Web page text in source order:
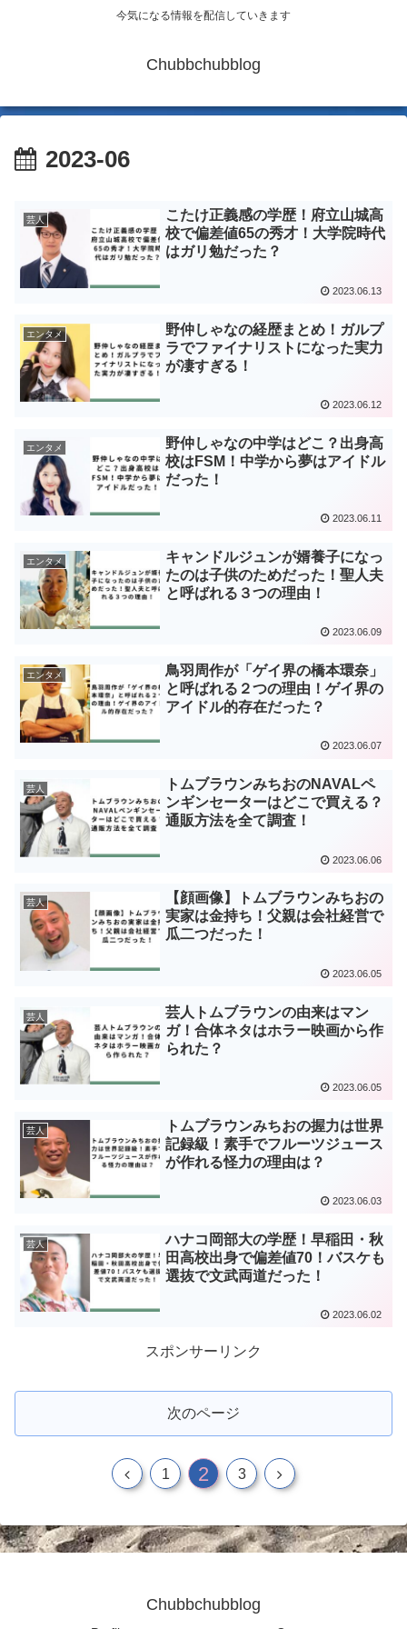
今気になる情報を配信していきます
Chubbchubblog
2023-06
芸人
こたけ正義感の学歴！府立山城高
校で偏差値65の秀才！大学院時代
はガリ勉だった？
2023.06.13
エンタメ
野仲しゃなの経歴まとめ！ガルプ
ラでファイナリストになった実力
が凄すぎる！
2023.06.12
エンタメ
野仲しゃなの中学はどこ？出身高
校はFSM！中学から夢はアイドル
だった！
2023.06.11
エンタメ
キャンドルジュンが婿養子になっ
たのは子供のためだった！聖人夫
と呼ばれる３つの理由！
2023.06.09
エンタメ
鳥羽周作が「ゲイ界の橋本環奈」
と呼ばれる２つの理由！ゲイ界の
アイドル的存在だった？
2023.06.07
芸人
トムブラウンみちおのNAVALペ
ンギンセーターはどこで買える？
通販方法を全て調査！
2023.06.06
芸人
【顔画像】トムブラウンみちおの
実家は金持ち！父親は会社経営で
瓜二つだった！
2023.06.05
芸人
芸人トムブラウンの由来はマン
ガ！合体ネタはホラー映画から作
られた？
2023.06.05
芸人
トムブラウンみちおの握力は世界
記録級！素手でフルーツジュース
が作れる怪力の理由は？
2023.06.03
芸人
ハナコ岡部大の学歴！早稲田・秋
田高校出身で偏差値70！バスケも
選抜で文武両道だった！
2023.06.02
スポンサーリンク
次のページ
1 2 3
Chubbchubblog